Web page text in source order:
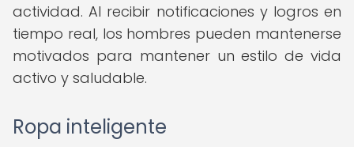
actividad. Al recibir notificaciones y logros en
tiempo real, los hombres pueden mantenerse
motivados para mantener un estilo de vida
activo y saludable.
Ropa inteligente